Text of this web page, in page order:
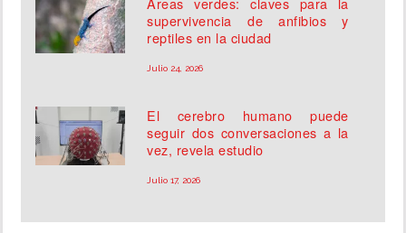
supervivencia de anfibios y
reptiles en la ciudad
Julio 24, 2026
El cerebro humano puede
seguir dos conversaciones a la
vez, revela estudio
Julio 17, 2026